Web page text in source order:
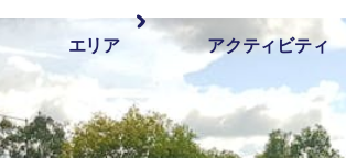
エリア
最も人気が高い場所
アクティビティ